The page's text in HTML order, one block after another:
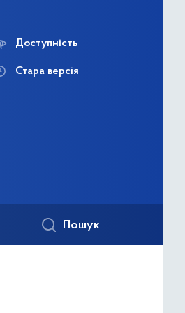
Доступність
Стара версія
Пошук